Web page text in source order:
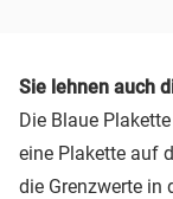
Sie lehnen auch
Die Blaue
eine Plakette auf
die Grenzwerte in